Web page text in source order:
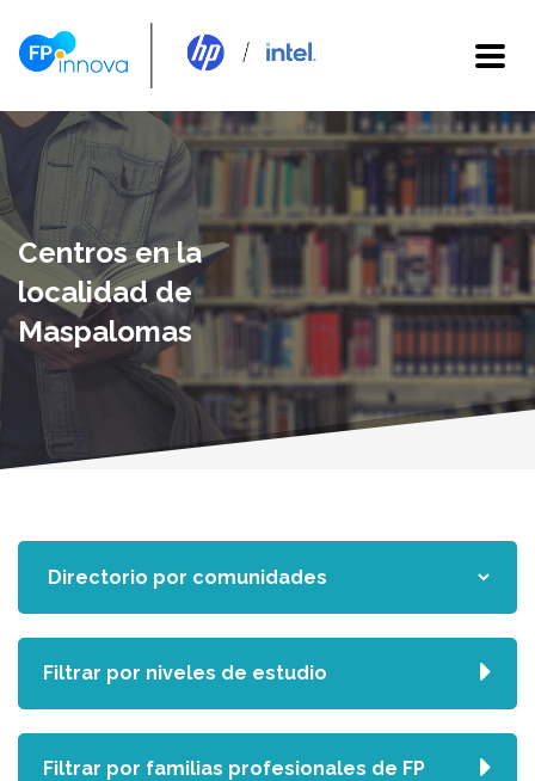
Centros en la
localidad de
Maspalomas
Filtrar por niveles de estudio
Filtrar por familias profesionales de FP